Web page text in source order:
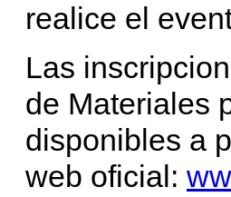
realice el
Las
de Materiales
disponibles a
web oficial: